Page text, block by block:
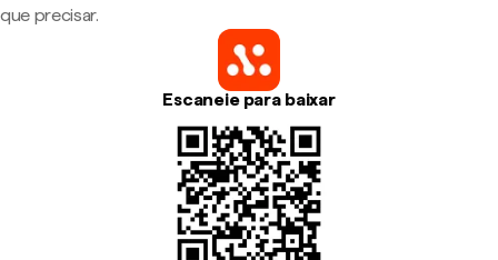
que precisar.
Escaneie para baixar